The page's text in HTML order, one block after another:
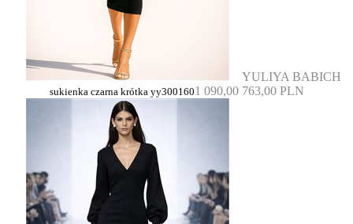
YULIYA BABICH
sukienka czarna krótka yy3001601 090,00 763,00 PLN